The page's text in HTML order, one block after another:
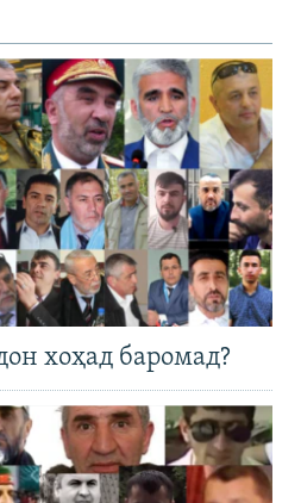
хоҳад баромад?